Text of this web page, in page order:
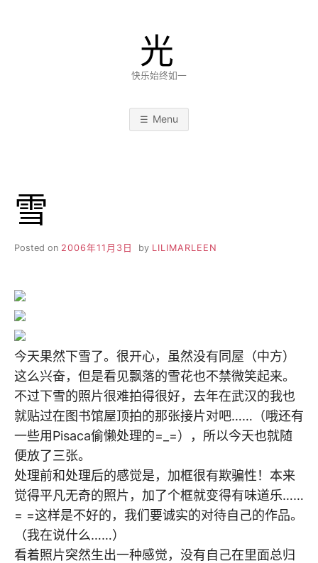
光
快乐始终如一
Menu
雪
Posted on 2006年11月3日 by LILIMARLEEN
今天果然下雪了。很开心，虽然没有同屋（中方）
这么兴奋，但是看见飘落的雪花也不禁微笑起来。
不过下雪的照片很难拍得很好，去年在武汉的我也
就贴过在图书馆屋顶拍的那张接片对吧……（哦还有
一些用Pisaca偷懒处理的=_=），所以今天也就随
便放了三张。
处理前和处理后的感觉是，加框很有欺骗性！本来
觉得平凡无奇的照片，加了个框就变得有味道乐……
= =这样是不好的，我们要诚实的对待自己的作品。
（我在说什么……）
看着照片突然生出一种感觉，没有自己在里面总归